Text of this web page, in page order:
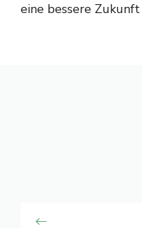
eine bessere